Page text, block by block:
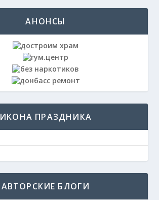
АНОНСЫ
ИКОНА ПРАЗДНИКА
АВТОРСКИЕ БЛОГИ